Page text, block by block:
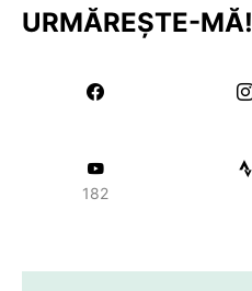
URMĂREȘTE-MĂ!
182